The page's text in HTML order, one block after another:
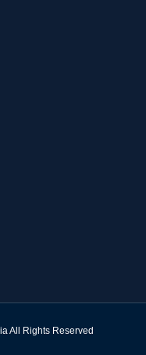
All Rights Reserved